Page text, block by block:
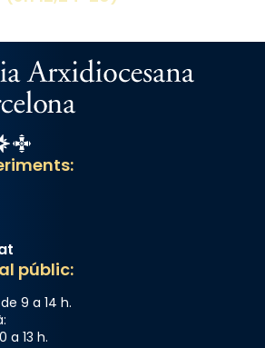
Estel
Catalunya Cristiana
públic:
9 a 14 h.
a 13 h.